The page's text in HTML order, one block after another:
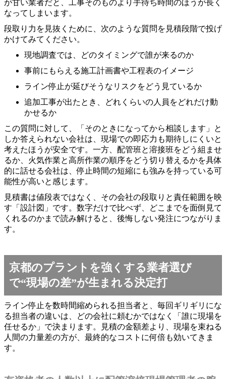
が甘い業者だと、工事そのものより手待ち時間のほうが長く
なってしまいます。
段取り力を見抜くために、次のような質問を見積段階で投げ
かけてみてください。
現地調査では、どのタイミングで誰が来るのか
事前にもらえる施工計画書や工程表のイメージ
ライン停止が延びそうなリスクをどう見ているか
追加工事が出たとき、どれくらいの人員をどれだけ動
かせるか
この質問に対して、「そのときになってから相談します」と
しか答えられない会社は、現場での即応力も期待しにくいと
考えたほうが安全です。一方、配管班と溶接班をどう組ませ
るか、火気作業と高所作業の順序をどう切り替えるかを具体
的に話せる会社は、停止時間の短縮にも強みを持っている可
能性が高いと感じます。
見積書は値段表ではなく、その会社の段取りと責任範囲を映
す「設計図」です。数字だけで比べず、どこまでを面倒見て
くれるのかまで読み解けると、後悔しない発注につながりま
す。
京都のプラントを強くする業者選び
で“現場の差”が生まれる決定打
ライン停止を数時間縮められる担当者と、毎回ギリギリにな
る担当者の違いは、どの会社に頼むかではなく「誰に現場を
任せるか」で決まります。見積の金額差より、現場を束ねる
人間の力量差の方が、最終的なコストに何倍も効いてきま
す。